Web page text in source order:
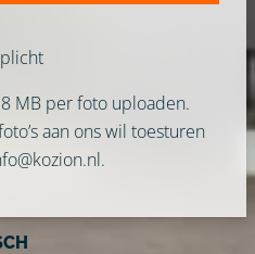
MB per foto uploaden.
aan ons wil toesturen